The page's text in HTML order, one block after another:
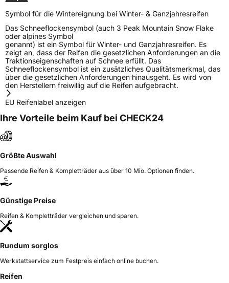
Symbol für die Wintereignung bei Winter- & Ganzjahresreifen
Das Schneeflockensymbol (auch 3 Peak Mountain Snow Flake
oder alpines Symbol
genannt) ist ein Symbol für Winter- und Ganzjahresreifen. Es
zeigt an, dass der Reifen die gesetzlichen Anforderungen an die
Traktionseigenschaften auf Schnee erfüllt. Das
Schneeflockensymbol ist ein zusätzliches Qualitätsmerkmal, das
über die gesetzlichen Anforderungen hinausgeht. Es wird von
den Herstellern freiwillig auf die Reifen aufgebracht.
EU Reifenlabel anzeigen
Ihre Vorteile beim Kauf bei CHECK24
Größte Auswahl
Passende Reifen & Kompletträder aus über 10 Mio. Optionen finden.
Günstige Preise
Reifen & Kompletträder vergleichen und sparen.
Rundum sorglos
Werkstattservice zum Festpreis einfach online buchen.
Reifen